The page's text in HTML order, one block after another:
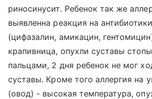
риносинусит. Ребенок так же
выявленна реакция на
(цифазалин, амикацин,
крапивница, опухли суставы
пальцами, 2 дня ребенок не мог
суставы. Кроме того аллергия на
(овод) - высокая температура,